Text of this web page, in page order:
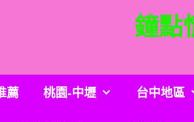
鐘點
薦 桃園-中壢 台中地區